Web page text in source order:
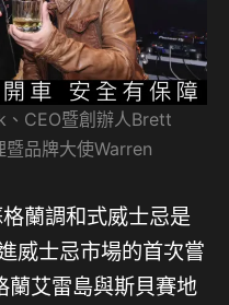
CEO暨創辦人Brett
品牌大使Warren
蘭調和式威士忌是
威士忌市場的首次嘗
蘭艾雷島與斯貝賽地